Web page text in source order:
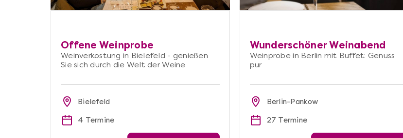
Offene Weinprobe
Weinverkostung in Bielefeld - genießen
Sie sich durch die Welt der Weine
Bielefeld
4 Termine
Wunderschöner Weinabend
Weinprobe in Berlin mit Buffet: Genuss
pur
Berlin-Pankow
27 Termine